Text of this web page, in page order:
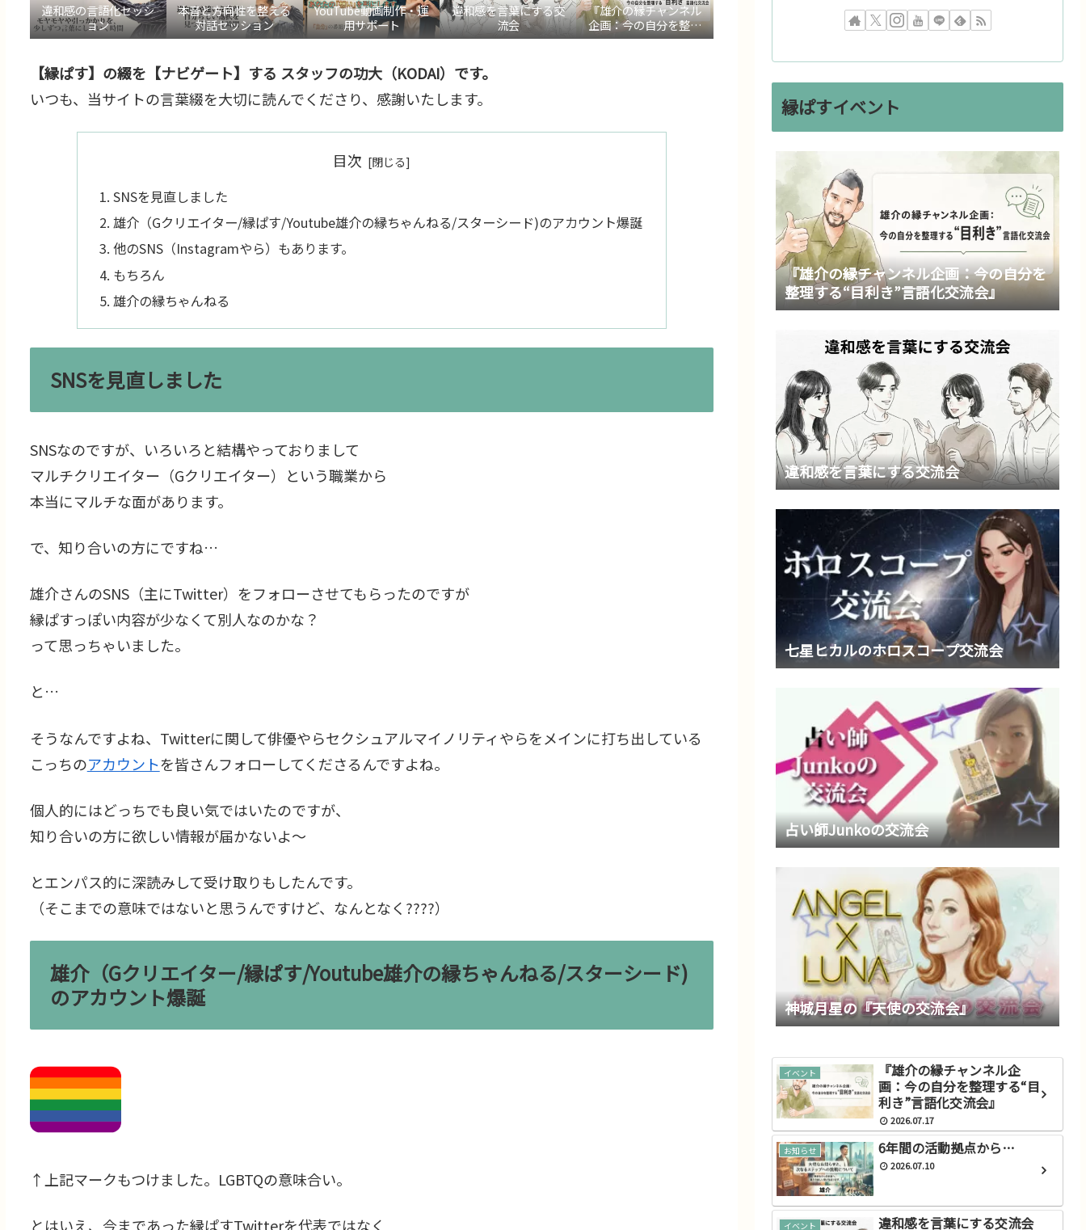
違和感の言語化セッシ
ョン
本音と方向性を整える
対話セッション
YouTube動画制作・運
用サポート
違和感を言葉にする交
流会
『雄介の縁チャンネル
企画：今の自分を整理
する“目利き”言語化交
【縁ぱす】の綴を【ナビゲート】する スタッフの功大（KODAI）です。
いつも、当サイトの言葉綴を大切に読んでくださり、感謝いたします。
目次
SNSを見直しました
雄介（Gクリエイター/縁ぱす/Youtube雄介の縁ちゃんねる/スターシード)のアカウント爆誕
他のSNS（Instagramやら）もあります。
もちろん
雄介の縁ちゃんねる
SNSを見直しました
SNSなのですが、いろいろと結構やっておりまして
マルチクリエイター（Gクリエイター）という職業から
本当にマルチな面があります。
で、知り合いの方にですね…
雄介さんのSNS（主にTwitter）をフォローさせてもらったのですが
縁ぱすっぽい内容が少なくて別人なのかな？
って思っちゃいました。
と…
そうなんですよね、Twitterに関して俳優やらセクシュアルマイノリティやらをメインに打ち出している
こっちのアカウントを皆さんフォローしてくださるんですよね。
個人的にはどっちでも良い気ではいたのですが、
知り合いの方に欲しい情報が届かないよ～
とエンパス的に深読みして受け取りもしたんです。
（そこまでの意味ではないと思うんですけど、なんとなく????）
雄介（Gクリエイター/縁ぱす/Youtube雄介の縁ちゃんねる/スターシード)
のアカウント爆誕
↑上記マークもつけました。LGBTQの意味合い。
とはいえ、今まであった縁ぱすTwitterを代表ではなく
縁ぱすイベント
『雄介の縁チャンネル企画：今の自分を
整理する“目利き”言語化交流会』
違和感を言葉にする交流会
七星ヒカルのホロスコープ交流会
占い師Junkoの交流会
神城月星の『天使の交流会』
イベント
『雄介の縁チャンネル企
画：今の自分を整理する“目
利き”言語化交流会』
2026.07.17
お知らせ 6年間の活動拠点から…
2026.07.10
イベント 違和感を言葉にする交流会